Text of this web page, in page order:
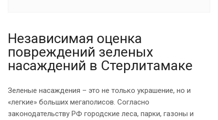
Независимая оценка
повреждений зеленых
насаждений в Стерлитамаке
Зеленые насаждения – это не только украшение, но и
«легкие» больших мегаполисов. Согласно
законодательству РФ городские леса, парки, газоны и